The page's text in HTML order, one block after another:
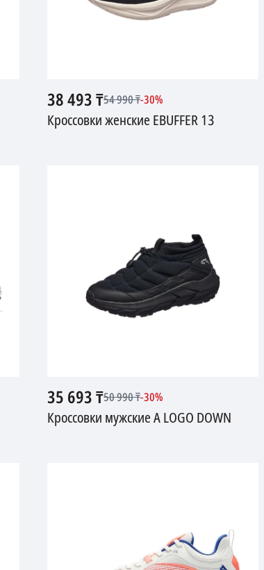
38 493₸54 990₸-30%
Кроссовки женские EBUFFER 13
35 693₸50 990₸-30%
Кроссовки мужские A LOGO DOWN